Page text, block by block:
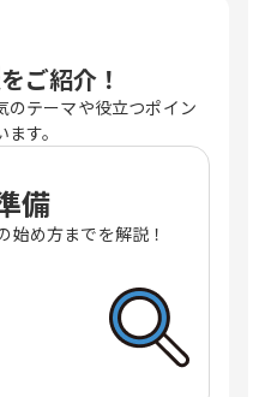
をご紹介！
のテーマや役立つポイン
す。
備
始め方までを解説！